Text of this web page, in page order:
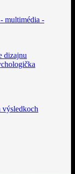
multimédia -
dizajnu
výsledkoch